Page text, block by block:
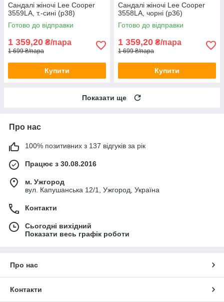
Сандалі жіночі Lee Cooper
3559LA, т.-сині (р38)
Готово до відправки
1 359,20 ₴/пара
1 699 ₴/пара
Купити
Сандалі жіночі Lee Cooper
3558LA, чорні (р36)
Готово до відправки
1 359,20 ₴/пара
1 699 ₴/пара
Купити
Показати ще
Про нас
100% позитивних з 137 відгуків за рік
Працює з 30.08.2016
м. Ужгород
вул. Капушанська 12/1, Ужгород, Україна
Контакти
Сьогодні вихідний
Показати весь графік роботи
Про нас
Контакти